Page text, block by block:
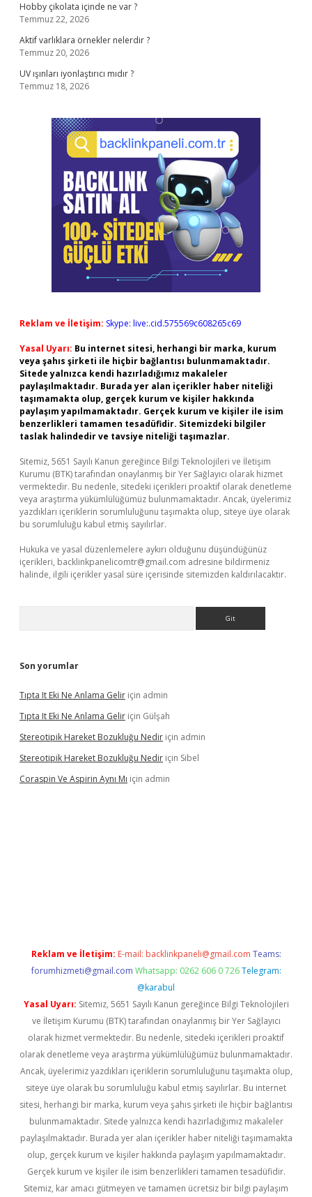
Hobby çikolata içinde ne var ?
Temmuz 22, 2026
Aktif varlıklara örnekler nelerdir ?
Temmuz 20, 2026
UV ışınları iyonlaştırıcı mıdır ?
Temmuz 18, 2026
Reklam ve İletişim: Skype: live:.cid.575569c608265c69
Yasal Uyarı: Bu internet sitesi, herhangi bir marka, kurum
veya şahıs şirketi ile hiçbir bağlantısı bulunmamaktadır.
Sitede yalnızca kendi hazırladığımız makaleler
paylaşılmaktadır. Burada yer alan içerikler haber niteliği
taşımamakta olup, gerçek kurum ve kişiler hakkında
paylaşım yapılmamaktadır. Gerçek kurum ve kişiler ile isim
benzerlikleri tamamen tesadüfidir. Sitemizdeki bilgiler
taslak halindedir ve tavsiye niteliği taşımazlar.
Sitemiz, 5651 Sayılı Kanun gereğince Bilgi Teknolojileri ve İletişim
Kurumu (BTK) tarafından onaylanmış bir Yer Sağlayıcı olarak hizmet
vermektedir. Bu nedenle, sitedeki içerikleri proaktif olarak denetleme
veya araştırma yükümlülüğümüz bulunmamaktadır. Ancak, üyelerimiz
yazdıkları içeriklerin sorumluluğunu taşımakta olup, siteye üye olarak
bu sorumluluğu kabul etmiş sayılırlar.
Hukuka ve yasal düzenlemelere aykırı olduğunu düşündüğünüz
içerikleri, backlinkpanelicomtr@gmail.com adresine bildirmeniz
halinde, ilgili içerikler yasal süre içerisinde sitemizden kaldırılacaktır.
Son yorumlar
Tıpta It Eki Ne Anlama Gelir için admin
Tıpta It Eki Ne Anlama Gelir için Gülşah
Stereotipik Hareket Bozukluğu Nedir için admin
Stereotipik Hareket Bozukluğu Nedir için Sibel
Coraspin Ve Aspirin Aynı Mı için admin
Reklam ve İletişim: E-mail: backlinkpaneli@gmail.com Teams:
forumhizmeti@gmail.com Whatsapp: 0262 606 0 726 Telegram:
@karabul
Yasal Uyarı: Sitemiz, 5651 Sayılı Kanun gereğince Bilgi Teknolojileri
ve İletişim Kurumu (BTK) tarafından onaylanmış bir Yer Sağlayıcı
olarak hizmet vermektedir. Bu nedenle, sitedeki içerikleri proaktif
olarak denetleme veya araştırma yükümlülüğümüz bulunmamaktadır.
Ancak, üyelerimiz yazdıkları içeriklerin sorumluluğunu taşımakta olup,
siteye üye olarak bu sorumluluğu kabul etmiş sayılırlar. Bu internet
sitesi, herhangi bir marka, kurum veya şahıs şirketi ile hiçbir bağlantısı
bulunmamaktadır. Sitede yalnızca kendi hazırladığımız makaleler
paylaşılmaktadır. Burada yer alan içerikler haber niteliği taşımamakta
olup, gerçek kurum ve kişiler hakkında paylaşım yapılmamaktadır.
Gerçek kurum ve kişiler ile isim benzerlikleri tamamen tesadüfidir.
Sitemiz, kar amacı gütmeyen ve tamamen ücretsiz bir bilgi paylaşım